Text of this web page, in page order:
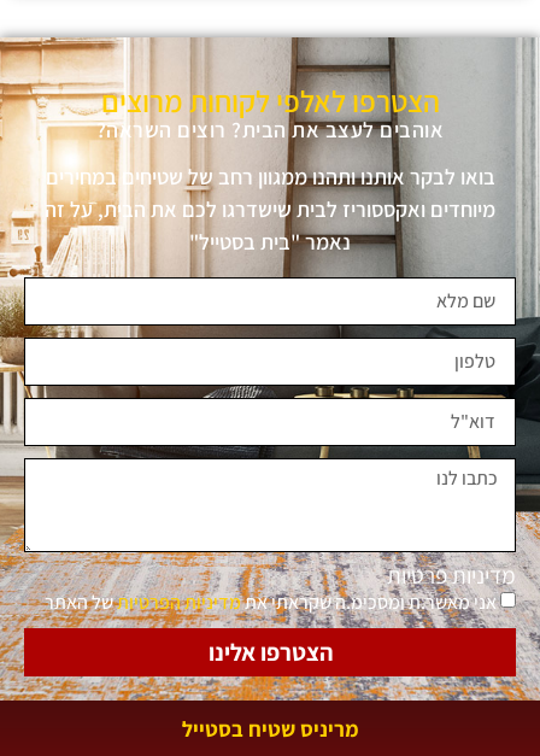
הצטרפו לאלפי לקוחות מרוצים
אוהבים לעצב את הבית? רוצים השראה?
בואו לבקר אותנו ותהנו ממגוון רחב של שטיחים במחירים
מיוחדים ואקססוריז לבית שישדרגו לכם את הבית, על זה
נאמר "בית בסטייל"
מדיניות פרטיות
אני מאשר.ת ומסכימ.ה שקראתי אתמדיניות הפרטיותשל האתר
הצטרפו אלינו
מריניס שטיח בסטייל